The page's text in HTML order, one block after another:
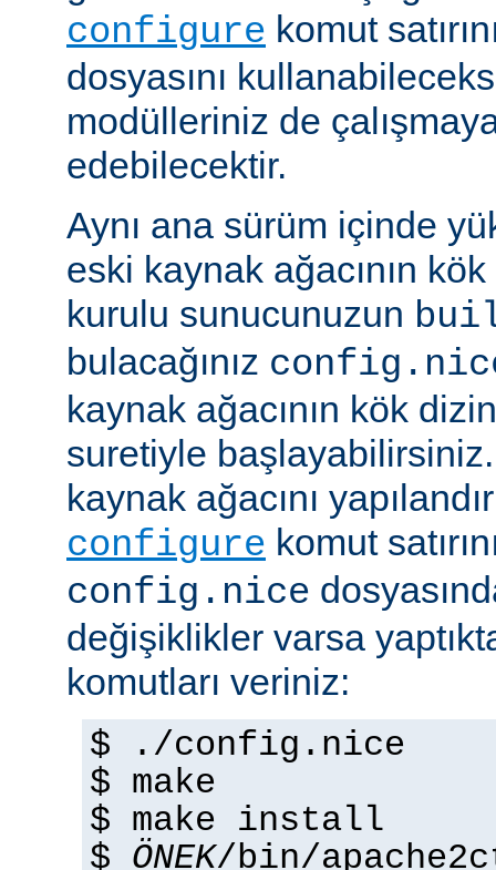
configure komut
dosyasını
modülleriniz de
edebilecektir.
Aynı ana sürüm içinde
eski kaynak ağacının
kurulu sunucunuzun
bulacağınız
kaynak ağacının kök
suretiyle
kaynak ağacını
configure komut
config.nice
değişiklikler varsa
komutları veriniz:
$ ./config.nice
$ make
$ make install
$ ÖNEK/bin/